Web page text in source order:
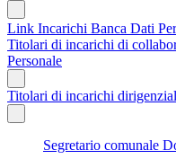
Link Incarichi Banca Dati
Titolari di incarichi di
Personale
Titolari di incarichi
Segretario comunale